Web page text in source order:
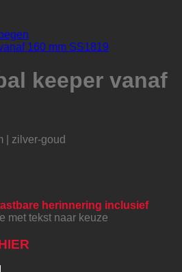
keeper vanaf
| zilver-goud
herinnering inclusief
met tekst naar keuze